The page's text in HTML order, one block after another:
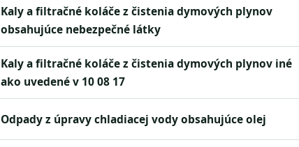
kaly a filtračné koláče z čistenia dymových plynov
obsahujúce nebezpečné látky
kaly a filtračné koláče z čistenia dymových plynov iné
ako uvedené v 10 08 17
odpady z úpravy chladiacej vody obsahujúce olej